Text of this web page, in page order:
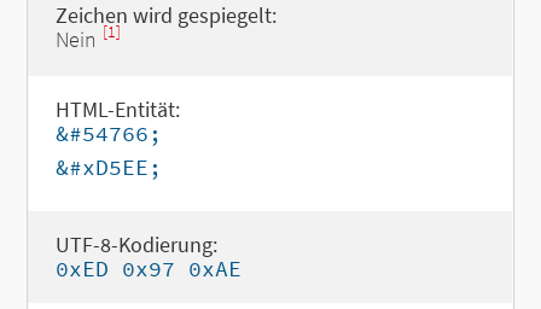
Zeichen wird gespiegelt:
Nein [1]
HTML-Entität:
&#54766;
&#xD5EE;
UTF-8-Kodierung:
0xED 0x97 0xAE